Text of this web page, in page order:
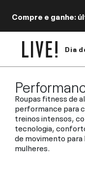
Compre e ganhe:
Dia
Roupas fitness de
performance para
treinos intensos,
tecnologia,
de movimento para
mulheres.